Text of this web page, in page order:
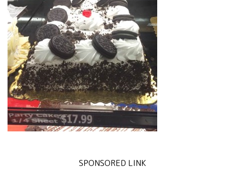
SPONSORED LINK